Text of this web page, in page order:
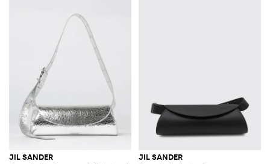
JIL SANDER JIL SANDER